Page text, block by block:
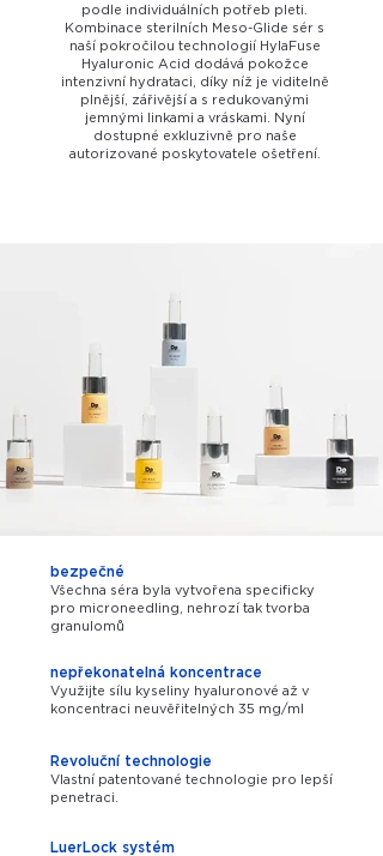
podle individuálních potřeb pleti.
Kombinace sterilních Meso-Glide sér s
naší pokročilou technologií HylaFuse
Hyaluronic Acid dodává pokožce
intenzivní hydrataci, díky níž je viditelně
plnější, zářivější a s redukovanými
jemnými linkami a vráskami. Nyní
dostupné exkluzivně pro naše
autorizované poskytovatele ošetření.
bezpečné
Všechna séra byla vytvořena specificky
pro microneedling, nehrozí tak tvorba
granulomů
nepřekonatelná koncentrace
Využijte sílu kyseliny hyaluronové až v
koncentraci neuvěřitelných 35 mg/ml
Revoluční technologie
Vlastní patentované technologie pro lepší
penetraci.
LuerLock systém